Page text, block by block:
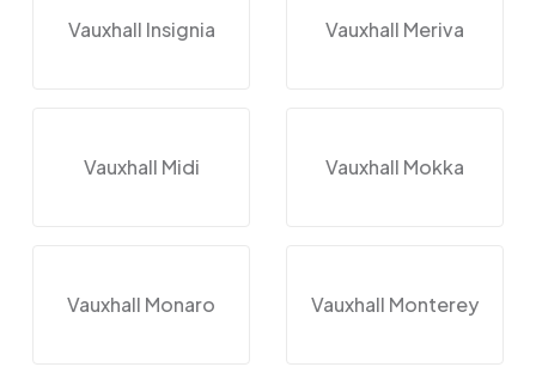
Vauxhall Insignia Vauxhall Meriva
Vauxhall Midi Vauxhall Mokka
Vauxhall Monaro Vauxhall Monterey